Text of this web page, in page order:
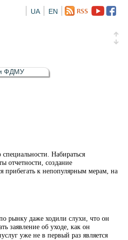
EN
UA
іменна (ISIN UA5000016726)
іменна (ISIN UA5000016726)
ФДМУ
Набираться
отчетности, создание
к непопулярным мерам, на
рынку даже ходили слухи, что он
заявление об уходе, как он
уже не в первый раз является